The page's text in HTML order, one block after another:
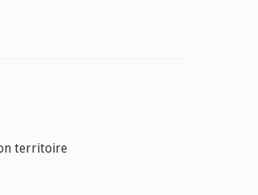
territoire